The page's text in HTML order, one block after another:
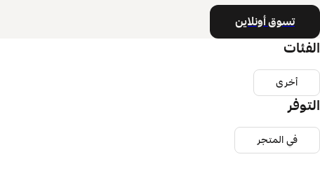
تسوق أونلاين
الفئات
أخرى
التوفر
في المتجر